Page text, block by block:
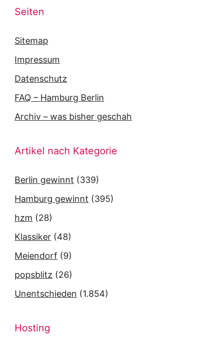
Seiten
Sitemap
Impressum
Datenschutz
FAQ – Hamburg Berlin
Archiv – was bisher geschah
Artikel nach Kategorie
Berlin gewinnt (339)
Hamburg gewinnt (395)
hzm (28)
Klassiker (48)
Meiendorf (9)
popsblitz (26)
Unentschieden (1.854)
Hosting